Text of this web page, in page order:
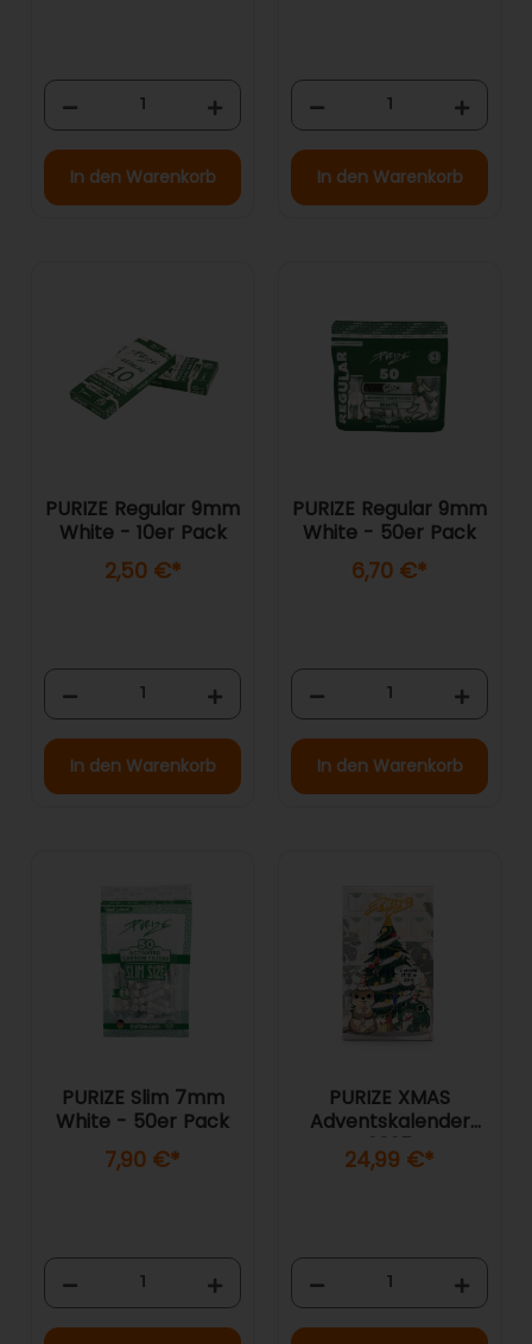
In den Warenkorb In den Warenkorb
PURIZE Regular 9mm
White - 10er Pack
2,50 €*
In den Warenkorb
PURIZE Regular 9mm
White - 50er Pack
6,70 €*
In den Warenkorb
PURIZE Slim 7mm
White - 50er Pack
7,90 €*
PURIZE XMAS
Adventskalender
2025
24,99 €*